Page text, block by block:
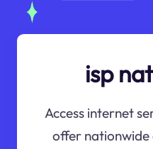
isp
Access internet
offer nationwide